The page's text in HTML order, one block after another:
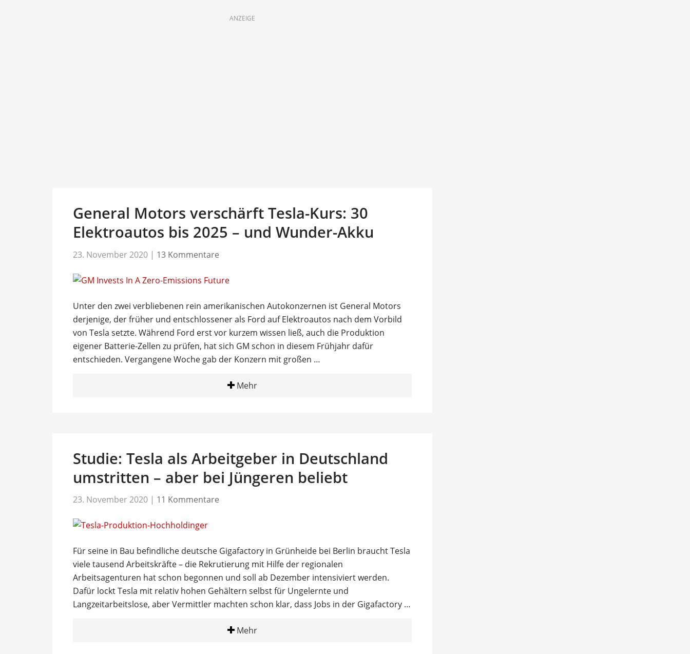
ANZEIGE
General Motors verschärft Tesla-Kurs: 30
Elektroautos bis 2025 – und Wunder-Akku
23. November 2020 | 13 Kommentare
Unter den zwei verbliebenen rein amerikanischen Autokonzernen ist General Motors
derjenige, der früher und entschlossener als Ford auf Elektroautos nach dem Vorbild
von Tesla setzte. Während Ford erst vor kurzem wissen ließ, auch die Produktion
eigener Batterie-Zellen zu prüfen, hat sich GM schon in diesem Frühjahr dafür
entschieden. Vergangene Woche gab der Konzern mit großen …
Mehr
Studie: Tesla als Arbeitgeber in Deutschland
umstritten – aber bei Jüngeren beliebt
23. November 2020 | 11 Kommentare
Für seine in Bau befindliche deutsche Gigafactory in Grünheide bei Berlin braucht Tesla
viele tausend Arbeitskräfte – die Rekrutierung mit Hilfe der regionalen
Arbeitsagenturen hat schon begonnen und soll ab Dezember intensiviert werden.
Dafür lockt Tesla mit relativ hohen Gehältern selbst für Ungelernte und
Langzeitarbeitslose, aber Vermittler machten schon klar, dass Jobs in der Gigafactory …
Mehr